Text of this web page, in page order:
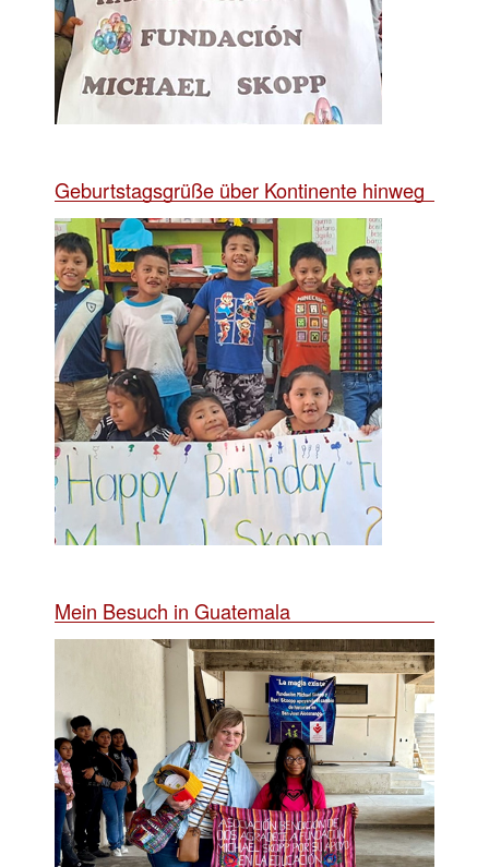
Geburtstagsgrüße über Kontinente hinweg
Mein Besuch in Guatemala